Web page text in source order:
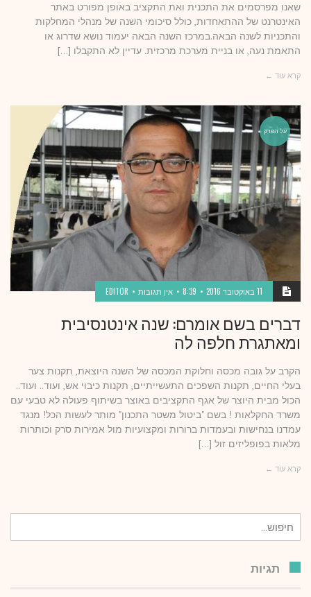
שאנו מפרסמים את התכנית ואת התקציב באופן מפורט באתר
האינטרנט של ההתאחדות, כולל סיכומי השנה של מנהלי המחלקות
והתכניות לשנה הבאה.במרכז השנה הבאה יעמוד נושא שדרוג או
התאמת נעה, או בניית מערכת מרכזית. עדיין לא התקבלו […]
קרא עוד ←
על הפרק
11 באוקטובר 2016 8:39 אין תגובות EDITOR
דברים בשם אומרם: שנה אינטנסיבית
ומאתגרת חלפה לה
הקרב על גובה מכסה וחלוקת המכסה של השנה היוצאת, תקנות צער
בעלי החיים, תקנות השפכים התעשייתיים, תקנות כיבוי אש, ועוד.. ועוד..
הכול מבית היוצר של אגף התקציבים באוצר בשיתוף פעולה לא טבעי עם
משרד החקלאות ! בשם "ביטול משטר התכנון" מותר לעשות הכל! מנגד
עמדנו בנחישות ובעמדות ברורות ומקצועיות מול אמירות סרק וכותרות
מלאות בפופליזים זול […]
קרא עוד ←
עבור:
תגיות